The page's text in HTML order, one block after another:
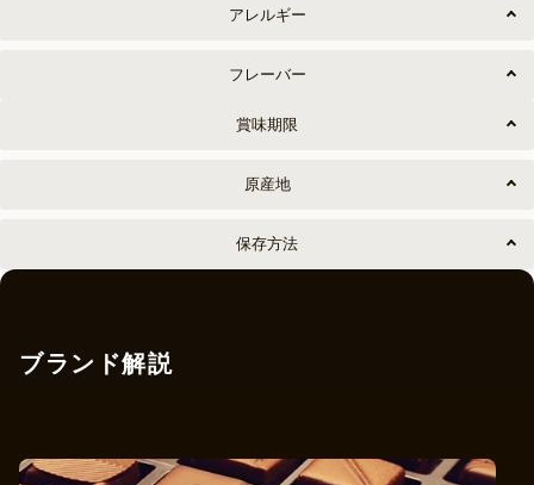
アレルギー
フレーバー
賞味期限
原産地
保存方法
ブランド解説